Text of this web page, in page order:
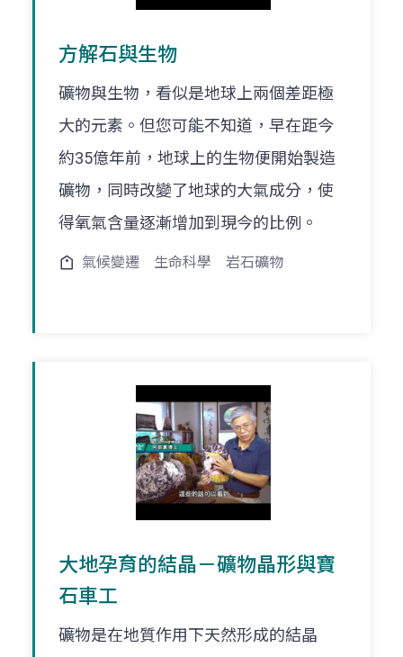
方解石與生物
礦物與生物，看似是地球上兩個差距極
大的元素。但您可能不知道，早在距今
約35億年前，地球上的生物便開始製造
礦物，同時改變了地球的大氣成分，使
得氧氣含量逐漸增加到現今的比例。
氣候變遷 生命科學 岩石礦物
大地孕育的結晶－礦物晶形與寶
石車工
礦物是在地質作用下天然形成的結晶